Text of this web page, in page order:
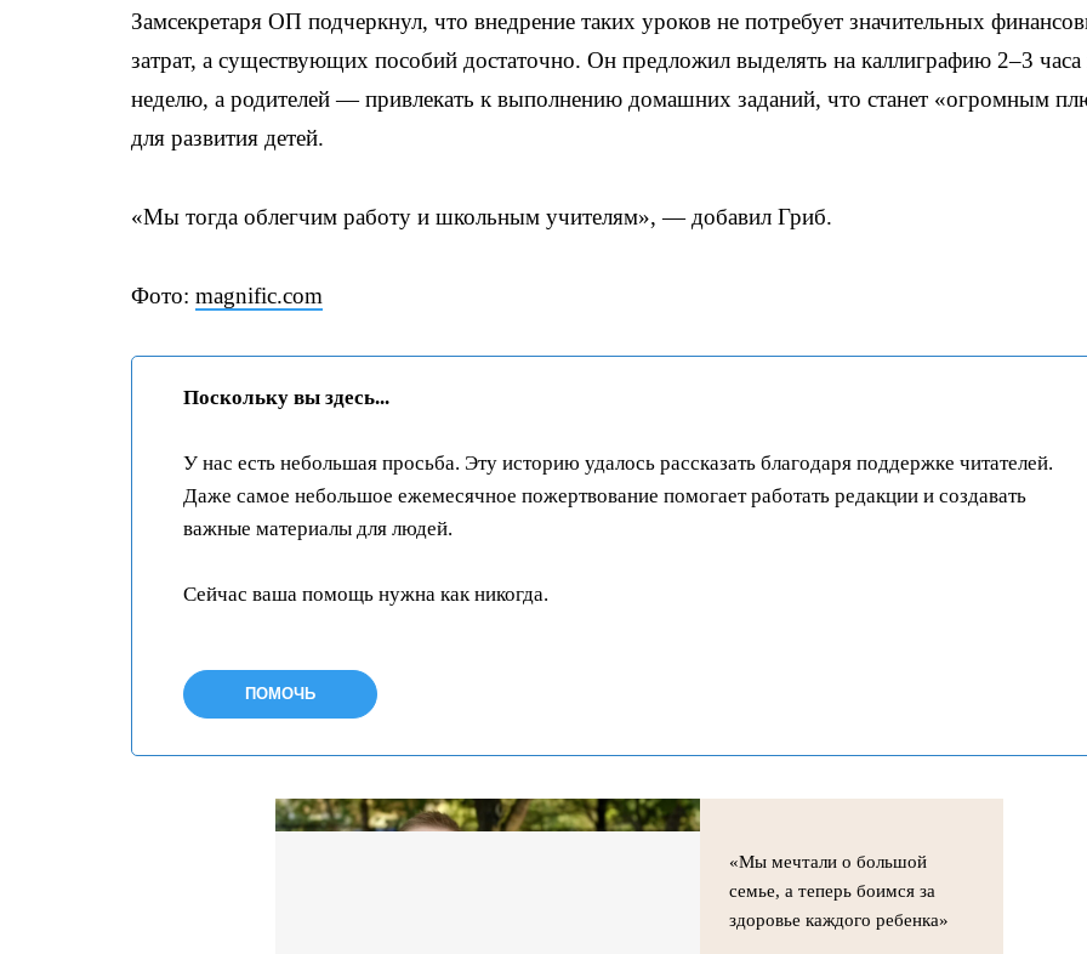
Замсекретаря ОП подчеркнул, что внедрение таких уроков не потребует значительных
затрат, а существующих пособий достаточно. Он предложил выделять на каллиграфию 2–3 часа
неделю, а родителей — привлекать к выполнению домашних заданий, что станет «огромным
для развития детей.
«Мы тогда облегчим работу и школьным учителям», — добавил Гриб.
Фото: magnific.com
Поскольку вы здесь...
У нас есть небольшая просьба. Эту историю удалось рассказать благодаря поддержке читателей.
Даже самое небольшое ежемесячное пожертвование помогает работать редакции и создавать
важные материалы для людей.
Сейчас ваша помощь нужна как никогда.
ПОМОЧЬ
«Мы мечтали о большой
семье, а теперь боимся за
здоровье каждого ребенка»